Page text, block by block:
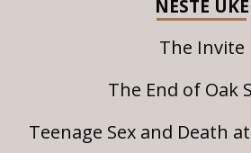
NESTE UKE
The Invite
The End of Oak
Teenage Sex and Death